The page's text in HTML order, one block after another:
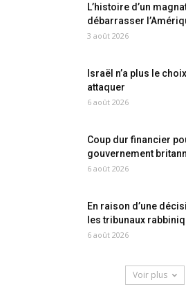
L’histoire d’un
débarrasser
3 août 2026
Israël n’a plus le
attaquer
6 août 2026
Coup dur financier
gouvernement
6 août 2026
En raison d’une
les tribunaux
6 août 2026
Voir plus